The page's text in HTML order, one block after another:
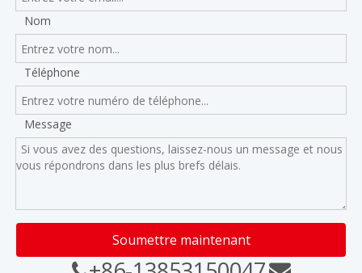
Nom
Téléphone
Message
Soumettre maintenant